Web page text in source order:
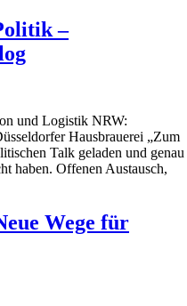
–
und Logistik NRW:
Hausbrauerei „Zum
Talk geladen und genau
haben. Offenen Austausch,
Wege für